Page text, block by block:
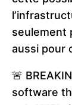
seulement
aussi pour
🚨
software